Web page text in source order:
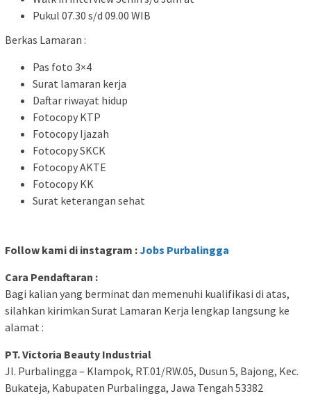
Pukul 07.30 s/d 09.00 WIB
Berkas Lamaran :
Pas foto 3×4
Surat lamaran kerja
Daftar riwayat hidup
Fotocopy KTP
Fotocopy Ijazah
Fotocopy SKCK
Fotocopy AKTE
Fotocopy KK
Surat keterangan sehat
Follow kami di instagram :Jobs Purbalingga
Cara Pendaftaran :
Bagi kalian yang berminat dan memenuhi kualifikasi di atas,
silahkan kirimkan Surat Lamaran Kerja lengkap langsung ke
alamat :
PT. Victoria Beauty Industrial
Jl. Purbalingga – Klampok, RT.01/RW.05, Dusun 5, Bajong, Kec.
Bukateja, Kabupaten Purbalingga, Jawa Tengah 53382